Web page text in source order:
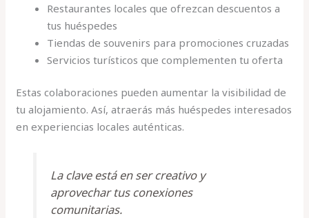
Restaurantes locales que ofrezcan descuentos a
tus huéspedes
Tiendas de souvenirs para promociones cruzadas
Servicios turísticos que complementen tu oferta
Estas colaboraciones pueden aumentar la visibilidad de
tu alojamiento. Así, atraerás más huéspedes interesados
en experiencias locales auténticas.
La clave está en ser creativo y
aprovechar tus conexiones
comunitarias.